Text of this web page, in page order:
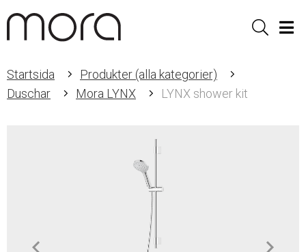
Sök
Startsida
Produkter (alla kategorier)
Duschar
Mora LYNX LYNX shower kit